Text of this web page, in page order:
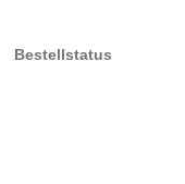
Bestellstatus